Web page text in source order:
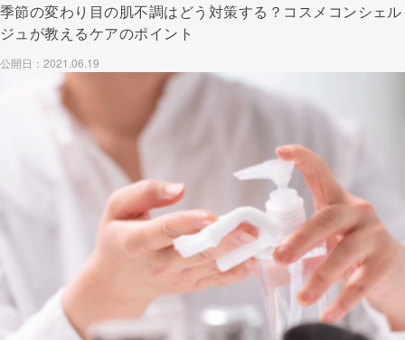
季節の変わり目の肌不調はどう対策する？コスメコンシェル
ジュが教えるケアのポイント
公開日：2021.06.19